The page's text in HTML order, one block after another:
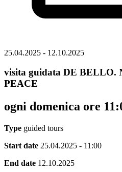
25.04.2025 - 12.10.2025
visita guidata DE BELLO.
PEACE
ogni domenica ore
Type guided tours
Start date 25.04.2025 - 11:00
End date 12.10.2025